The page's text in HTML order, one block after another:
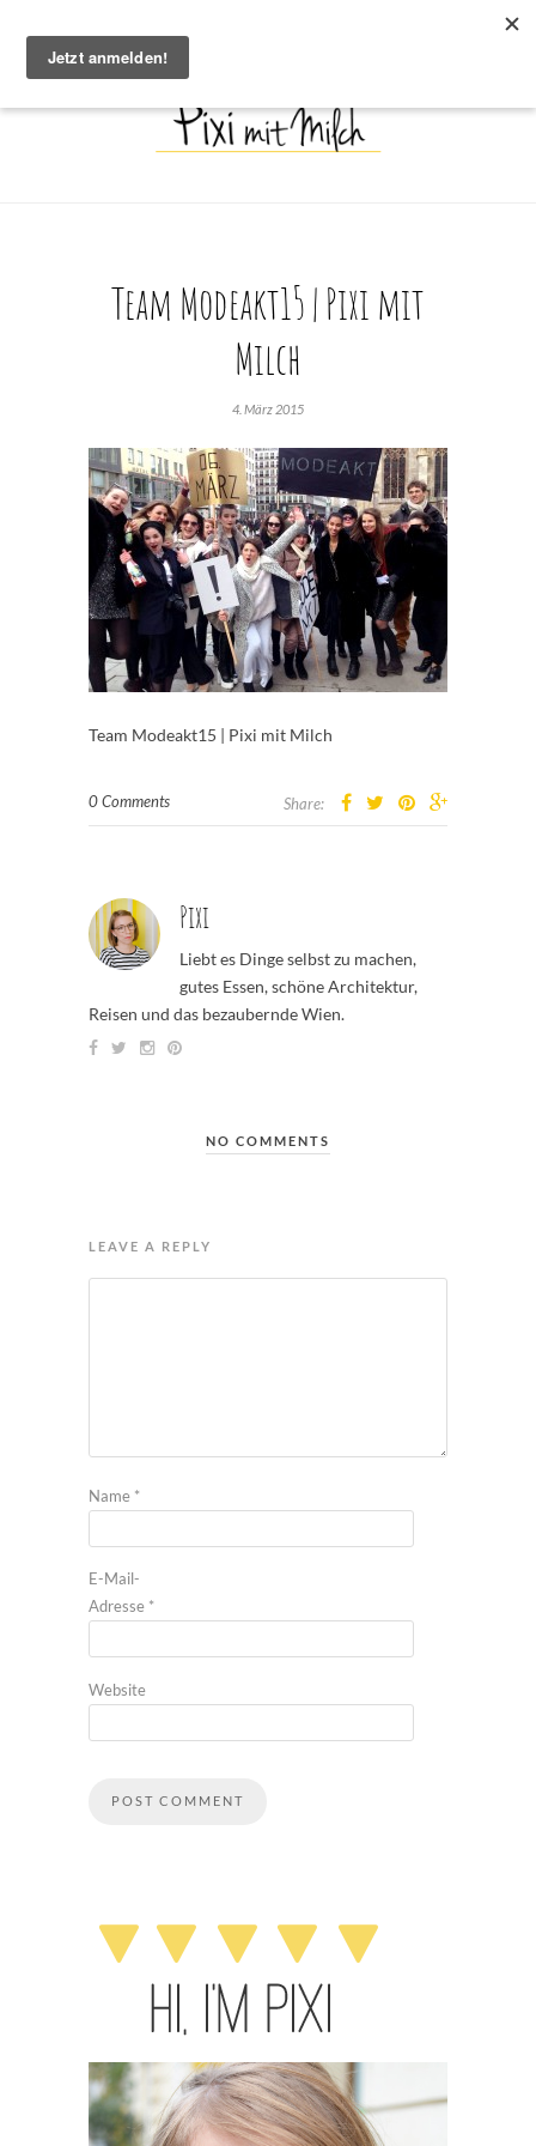
Team Modeakt15 | Pixi mit
Milch
4. März 2015
Team Modeakt15 | Pixi mit Milch
0 Comments Share:
Pixi
Liebt es Dinge selbst zu machen,
gutes Essen, schöne Architektur,
Reisen und das bezaubernde Wien.
NO COMMENTS
LEAVE A REPLY
Name *
E-Mail-
Adresse *
Website